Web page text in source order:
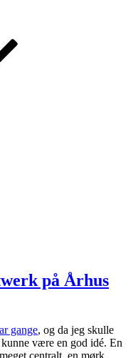
på Århus
gange, og da jeg skulle
være en god idé. En
centralt, en mørk